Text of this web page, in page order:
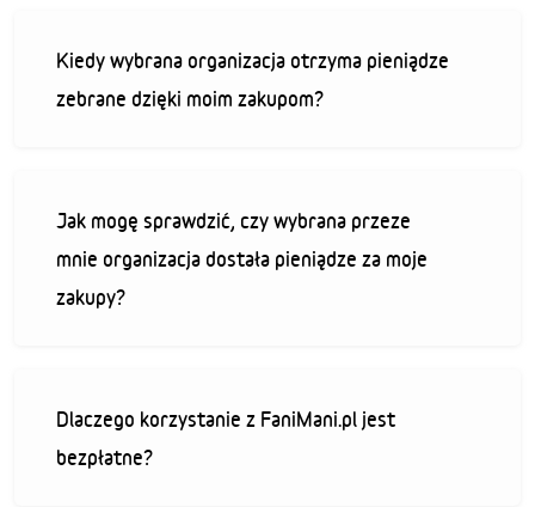
Kiedy wybrana organizacja otrzyma pieniądze
zebrane dzięki moim zakupom?
Jak mogę sprawdzić, czy wybrana przeze
mnie organizacja dostała pieniądze za moje
zakupy?
Dlaczego korzystanie z FaniMani.pl jest
bezpłatne?